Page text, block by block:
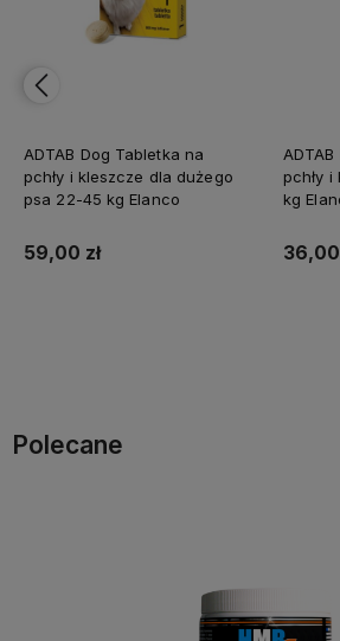
na
ADTAB Dog Tabletka na
pchły i kleszcze dla kota 2-8
kg Elanco
Polecane